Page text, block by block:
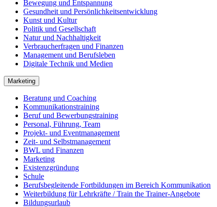
Bewegung und Entspannung
Gesundheit und Persönlichkeitsentwicklung
Kunst und Kultur
Politik und Gesellschaft
Natur und Nachhaltigkeit
Verbraucherfragen und Finanzen
Management und Berufsleben
Digitale Technik und Medien
Marketing
Beratung und Coaching
Kommunikationstraining
Beruf und Bewerbungstraining
Personal, Führung, Team
Projekt- und Eventmanagement
Zeit- und Selbstmanagement
BWL und Finanzen
Marketing
Existenzgründung
Schule
Berufsbegleitende Fortbildungen im Bereich Kommunikation
Weiterbildung für Lehrkräfte / Train the Trainer-Angebote
Bildungsurlaub